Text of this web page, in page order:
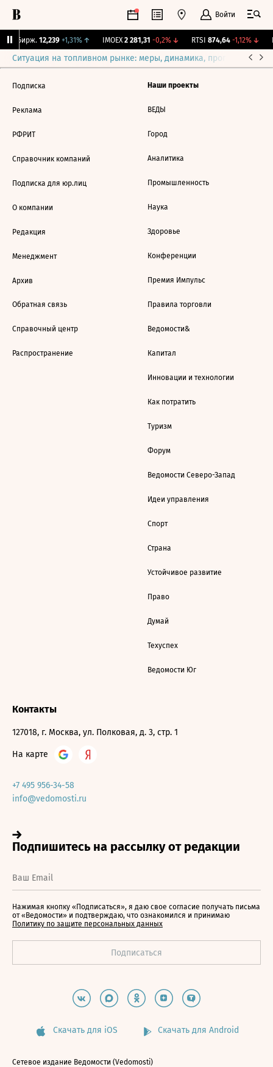
Войти
Бирж. 12,239 +1,31%↑ IMOEX 2 281,31 -0,2%↓ RTSI 874,64 -1,12%↓
Ситуация на топливном рынке: меры, динамика, прогнозы
Подписка
Реклама
РФРИТ
Справочник компаний
Подписка для юр.лиц
О компании
Редакция
Менеджмент
Архив
Обратная связь
Справочный центр
Распространение
Наши проекты
ВЕДЫ
Город
Аналитика
Промышленность
Наука
Здоровье
Конференции
Премия Импульс
Правила торговли
Ведомости&
Капитал
Инновации и технологии
Как потратить
Туризм
Форум
Ведомости Северо-Запад
Идеи управления
Спорт
Страна
Устойчивое развитие
Право
Думай
Техуспех
Ведомости Юг
Контакты
127018, г. Москва, ул. Полковая, д. 3, стр. 1
На карте
+7 495 956-34-58
info@vedomosti.ru
Нажимая кнопку «Подписаться», я даю свое согласие получать письма
от «Ведомости» и подтверждаю, что ознакомился и принимаю
Политику по защите персональных данных
Скачать для iOS Скачать для Android
Сетевое издание Ведомости (Vedomosti)